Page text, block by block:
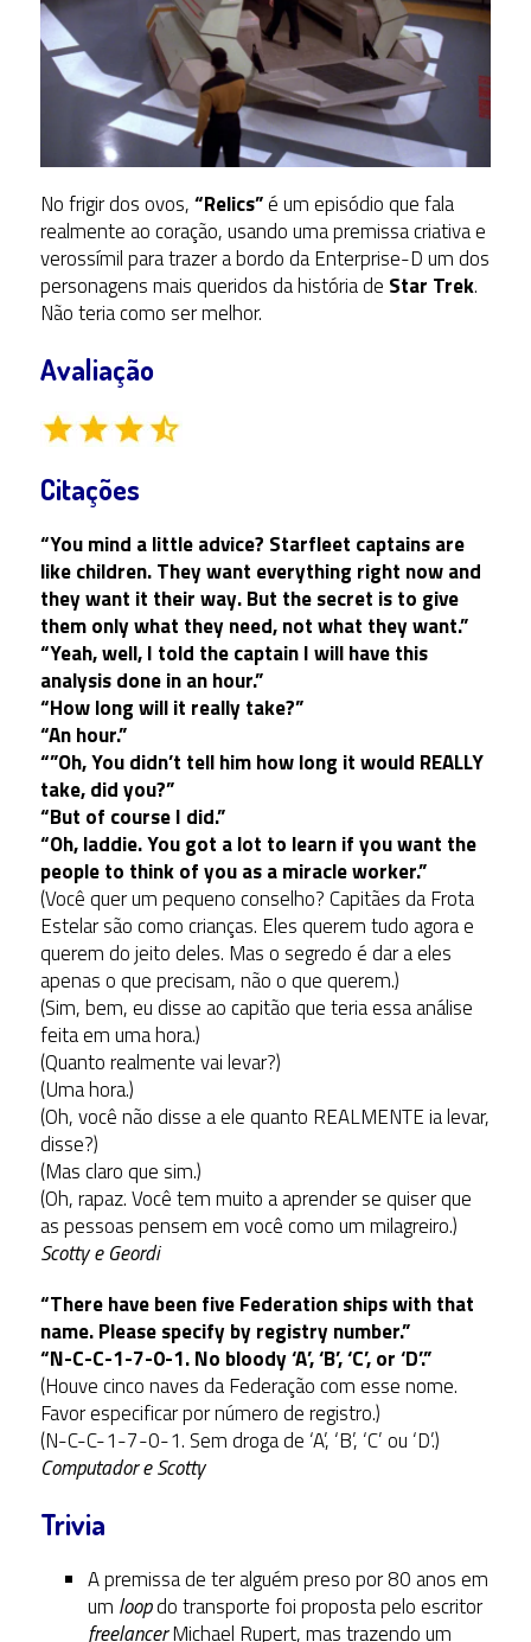
No frigir dos ovos,“Relics”é um episódio que fala
realmente ao coração, usando uma premissa criativa e
verossímil para trazer a bordo da Enterprise-D um dos
personagens mais queridos da história de Star Trek.
Não teria como ser melhor.
Avaliação
Citações
“You mind a little advice? Starfleet captains are
like children. They want everything right now and
they want it their way. But the secret is to give
them only what they need, not what they want.”
“Yeah, well, I told the captain I will have this
analysis done in an hour.”
“How long will it really take?”
“An hour.”
“”Oh, You didn’t tell him how long it would REALLY
take, did you?”
“But of course I did.”
“Oh, laddie. You got a lot to learn if you want the
people to think of you as a miracle worker.”
(Você quer um pequeno conselho? Capitães da Frota
Estelar são como crianças. Eles querem tudo agora e
querem do jeito deles. Mas o segredo é dar a eles
apenas o que precisam, não o que querem.)
(Sim, bem, eu disse ao capitão que teria essa análise
feita em uma hora.)
(Quanto realmente vai levar?)
(Uma hora.)
(Oh, você não disse a ele quanto REALMENTE ia levar,
disse?)
(Mas claro que sim.)
(Oh, rapaz. Você tem muito a aprender se quiser que
as pessoas pensem em você como um milagreiro.)
Scotty e Geordi
“There have been five Federation ships with that
name. Please specify by registry number.”
“N-C-C-1-7-0-1. No bloody ‘A’, ‘B’, ‘C’, or ‘D’.”
(Houve cinco naves da Federação com esse nome.
Favor especificar por número de registro.)
(N-C-C-1-7-0-1. Sem droga de ‘A’, ‘B’, ‘C’ ou ‘D’.)
Computador e Scotty
Trivia
A premissa de ter alguém preso por 80 anos em
um loopdo transporte foi proposta pelo escritor
freelancerMichael Rupert, mas trazendo um